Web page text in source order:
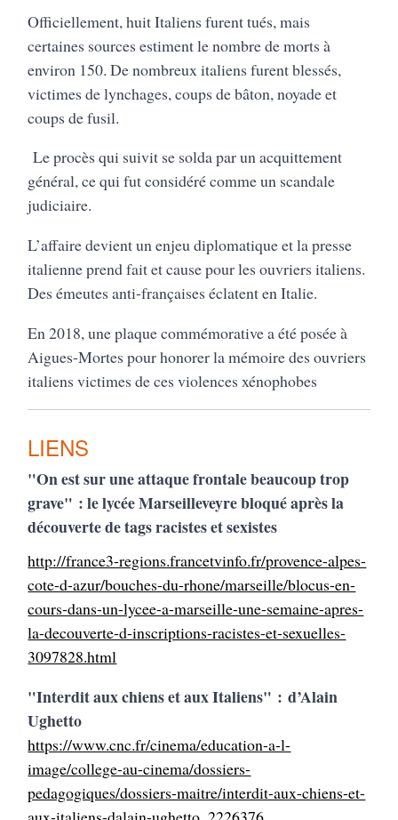
Officiellement, huit Italiens furent tués, mais
certaines sources estiment le nombre de morts à
environ 150. De nombreux italiens furent blessés,
victimes de lynchages, coups de bâton, noyade et
coups de fusil.
Le procès qui suivit se solda par un acquittement
général, ce qui fut considéré comme un scandale
judiciaire.
L’affaire devient un enjeu diplomatique et la presse
italienne prend fait et cause pour les ouvriers italiens.
Des émeutes anti-françaises éclatent en Italie.
En 2018, une plaque commémorative a été posée à
Aigues-Mortes pour honorer la mémoire des ouvriers
italiens victimes de ces violences xénophobes
LIENS
"On est sur une attaque frontale beaucoup trop
grave" : le lycée Marseilleveyre bloqué après la
découverte de tags racistes et sexistes
http://france3-regions.francetvinfo.fr/provence-alpes-
cote-d-azur/bouches-du-rhone/marseille/blocus-en-
cours-dans-un-lycee-a-marseille-une-semaine-apres-
la-decouverte-d-inscriptions-racistes-et-sexuelles-
3097828.html
"Interdit aux chiens et aux Italiens" : d’Alain
Ughetto
https://www.cnc.fr/cinema/education-a-l-
image/college-au-cinema/dossiers-
pedagogiques/dossiers-maitre/interdit-aux-chiens-et-